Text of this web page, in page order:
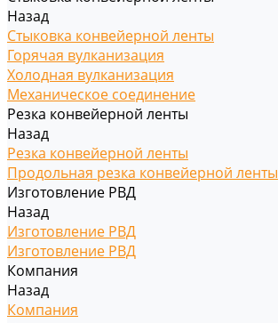
Назад
Стыковка конвейерной ленты
Горячая вулканизация
Холодная вулканизация
Механическое соединение
Резка конвейерной ленты
Назад
Резка конвейерной ленты
Продольная резка конвейерной ленты
Изготовление РВД
Назад
Изготовление РВД
Изготовление РВД
Компания
Назад
Компания